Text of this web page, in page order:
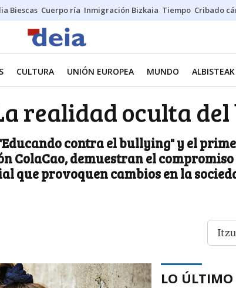
Biescas Cuerpo ría Inmigración Bizkaia Tiempo Cribado
CULTURA UNIÓN EUROPEA MUNDO ALBISTEAK
realidad oculta
contra el bullying" y el
ColaCao, demuestran el
que provoquen cambios en la
LO ÚLTIMO